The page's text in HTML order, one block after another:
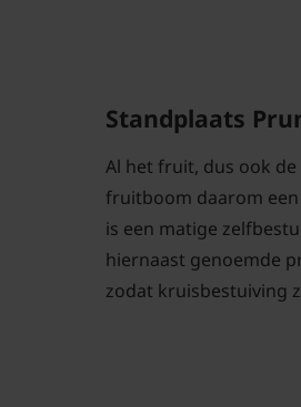
Standplaats
Al het fruit, dus ook
fruitboom daarom
is een matige
hiernaast genoemde
zodat kruisbestuiving